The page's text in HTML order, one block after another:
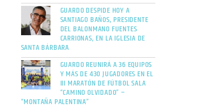
GUARDO DESPIDE HOY A
SANTIAGO BAÑOS, PRESIDENTE
DEL BALONMANO FUENTES
CARRIONAS, EN LA IGLESIA DE
SANTA BÁRBARA
GUARDO REUNIRÁ A 36 EQUIPOS
Y MÁS DE 430 JUGADORES EN EL
III MARATÓN DE FÚTBOL SALA
“CAMINO OLVIDADO” –
“MONTAÑA PALENTINA”